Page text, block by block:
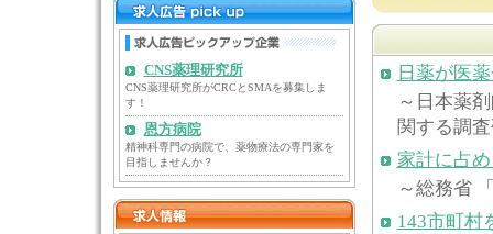
CNS薬理研究所
CNS薬理研究所がCRCとSMAを募集しま
す！
恩方病院
精神科専門の病院で、薬物療法の専門家を
目指しませんか？
日薬が医
～日本薬
関する調
家計に占
～総務省
143市町村